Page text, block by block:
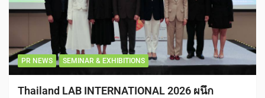
PR NEWS SEMINAR & EXHIBITIONS
Thailand LAB INTERNATIONAL 2026 ผนึก